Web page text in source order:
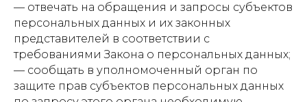
— отвечать на обращения и запросы субъектов
персональных данных и их законных
представителей в соответствии с
требованиями Закона о персональных данных;
— сообщать в уполномоченный орган по
защите прав субъектов персональных данных